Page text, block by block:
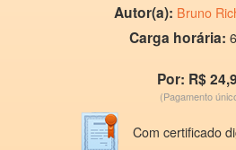
Autor(a): Bruno
Carga horária:
Por: R$
(Pagamento
Com certificado